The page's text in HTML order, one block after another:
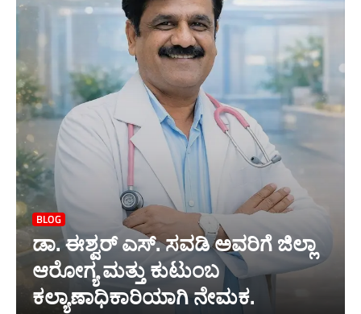
BLOG
ಡಾ. ಈಶ್ವರ್ ಎಸ್. ಸವಡಿ ಅವರಿಗೆ ಜಿಲ್ಲಾ
ಆರೋಗ್ಯ ಮತ್ತು ಕುಟುಂಬ
ಕಲ್ಯಾಣಾಧಿಕಾರಿಯಾಗಿ ನೇಮಕ.